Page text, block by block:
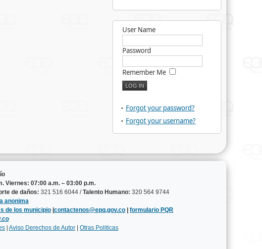
User Name
Password
Remember Me
Forgot your password?
Forgot your username?
Viernes: 07:00 a.m. – 03:00 p.m.
de daños: 321 516 6044 /Talento Humano: 320 564 9744
anonima
de los municipio contactenos@epq.gov.co
formulario PQR
Aviso Derechos de Autor Otras Politicas